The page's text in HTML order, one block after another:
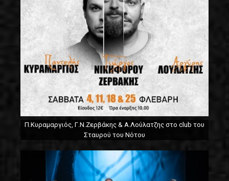
Π.Κυραμαργιός, Γ.Ν.Ζερβάκης & Α.Λούλατζης στο club του
Σταυρού του Νότου